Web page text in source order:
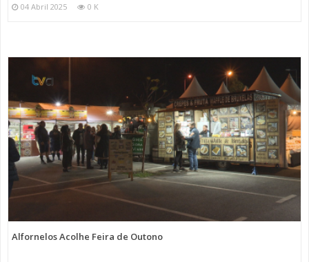
04 Abril 2025 0 K
Alfornelos Acolhe Feira de Outono